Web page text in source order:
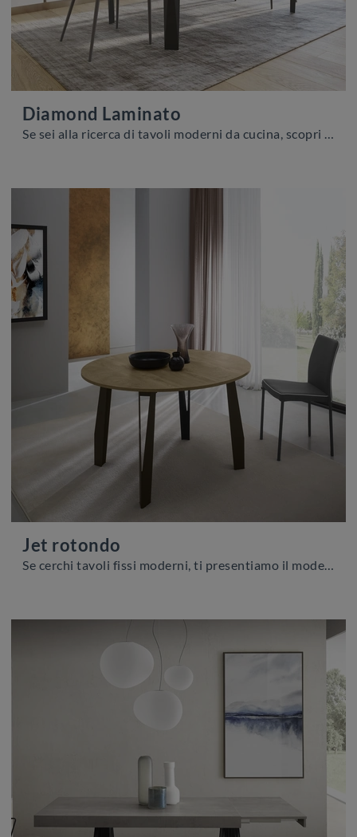
Diamond Laminato
Se sei alla ricerca di tavoli moderni da cucina, scopri i modelli allungabili di Zamagna: clicca e scopri il modello Diamond Laminato in laminato.
Jet rotondo
Se cerchi tavoli fissi moderni, ti presentiamo il modello da pranzo in melaminico Jet rotondo della marca Zamagna.